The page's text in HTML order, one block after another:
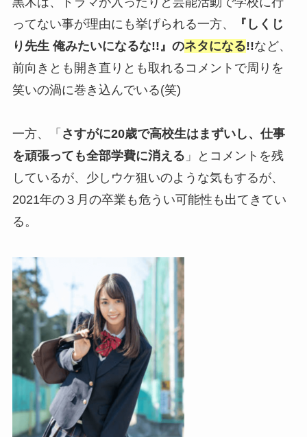
ってない事が理由にも挙げられる一方、
『しくじ
り先生 俺みたいになるな!!』のネタになる!!など、
前向きとも開き直りとも取れるコメントで周りを
笑いの渦に巻き込んでいる(笑)
一方、「 さすがに20歳で高校生はまずいし、仕事
を頑張っても全部学費に消える 」とコメントを残
しているが、少しウケ狙いのような気もするが、
2021年の３月の卒業も危うい可能性も出てきてい
る。